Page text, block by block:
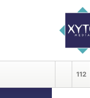
112